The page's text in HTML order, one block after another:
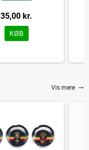
35,00 kr.
KØB
Vis mere trending_flat